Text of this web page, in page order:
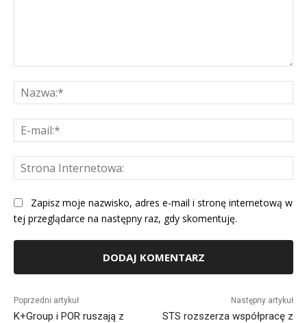
Zapisz moje nazwisko, adres e-mail i stronę internetową w
tej przeglądarce na następny raz, gdy skomentuję.
Poprzedni artykuł
K+Group i POR ruszają z
Następny artykuł
STS rozszerza współpracę z